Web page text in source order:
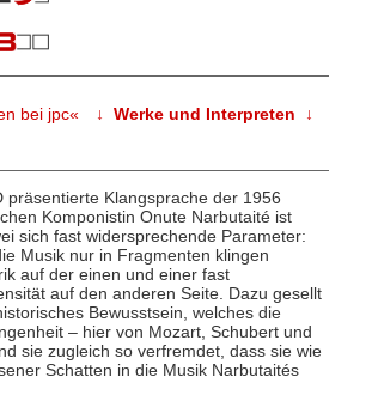
bei jpc« ↓ Werke und Interpreten ↓
präsentierte Klangsprache der 1956
Komponistin Onute Narbutaité ist
sich fast widersprechende Parameter:
Musik nur in Fragmenten klingen
auf der einen und einer fast
auf den anderen Seite. Dazu gesellt
Bewusstsein, welches die
– hier von Mozart, Schubert und
sie zugleich so verfremdet, dass sie wie
Schatten in die Musik Narbutaités